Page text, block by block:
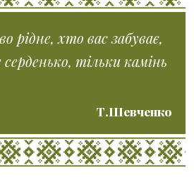
рідне, хто вас забуває,
тільки камінь
Т.Шевченко